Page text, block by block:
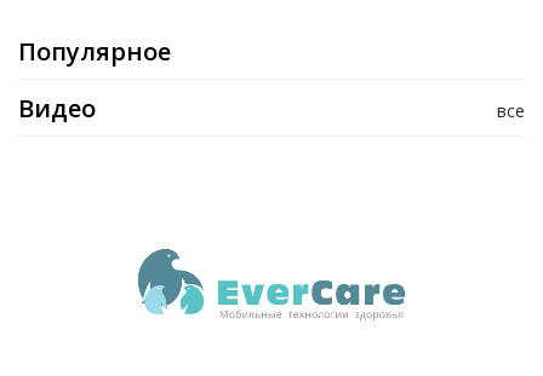
Популярное
все
Видео